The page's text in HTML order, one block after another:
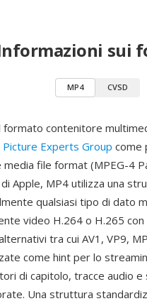
sui
MP4 CVSD
formato contenitore
Picture Experts Group come
media file format (MPEG-4
Apple, MP4 utilizza una
qualsiasi tipo di dato
video H.264 o H.265
tra cui AV1, VP9,
come hint per lo
di capitolo, tracce audio
Una struttura